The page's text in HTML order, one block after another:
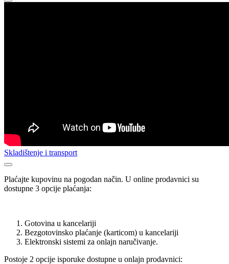
Skladištenje i transport
Plaćajte kupovinu na pogodan način. U online prodavnici su
dostupne 3 opcije plaćanja:
Gotovina u kancelariji
Bezgotovinsko plaćanje (karticom) u kancelariji
Elektronski sistemi za onlajn naručivanje.
Postoje 2 opcije isporuke dostupne u onlajn prodavnici: